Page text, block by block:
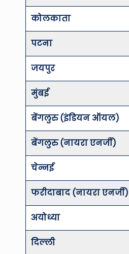
कोलकाता
पटना
जयपुर
मुंबई
बेंगलुरु (इंडियन ऑयल)
बेंगलुरु (नायरा एनर्जी)
चेन्नई
फरीदाबाद (नायरा एनर्जी)
अयोध्या
दिल्ली